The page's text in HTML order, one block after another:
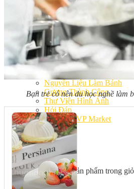
Video
Tin tức
Tin Tổng Hợp
Hướng Nghiệp Á Âu
Bếp Nhà Kate
Kinh Nghiệm Kinh Doanh
Cơ Hội Việc Làm
Kiến Thức – Kỹ Năng
Dụng Cụ Làm Bánh
Nguyên Liệu Làm Bánh
Gương Thành Công
Thư Viện Hình Ảnh
Hỏi Đáp
Siêu thị ĐVP Market
Việc Làm
Chưa có sản phẩm trong
Bạn trẻ có nên du học nghề làm